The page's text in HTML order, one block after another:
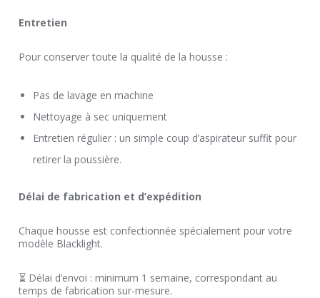
Entretien
Pour conserver toute la qualité de la housse :
Pas de lavage en machine
Nettoyage à sec uniquement
Entretien régulier : un simple coup d’aspirateur suffit pour
retirer la poussière.
Délai de fabrication et d’expédition
Chaque housse est confectionnée spécialement pour votre
modèle Blacklight.
⏳ Délai d’envoi : minimum 1 semaine, correspondant au
temps de fabrication sur-mesure.